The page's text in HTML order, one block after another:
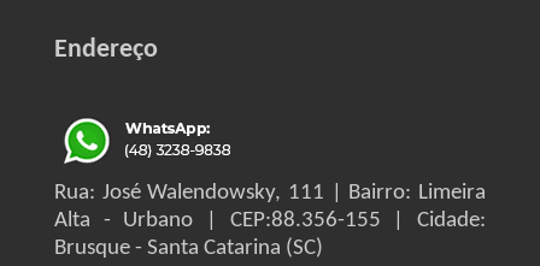
Endereço
Rua: José Walendowsky, 111 | Bairro: Limeira
Alta - Urbano | CEP:88.356-155 | Cidade:
Brusque - Santa Catarina (SC)